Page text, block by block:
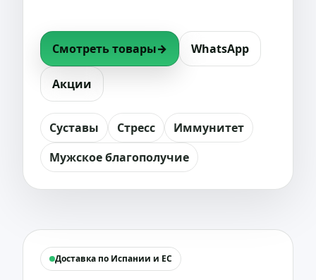
Смотреть товары→ WhatsApp
Акции
Суставы Стресс
Иммунитет
Мужское благополучие
Доставка по Испании и ЕС